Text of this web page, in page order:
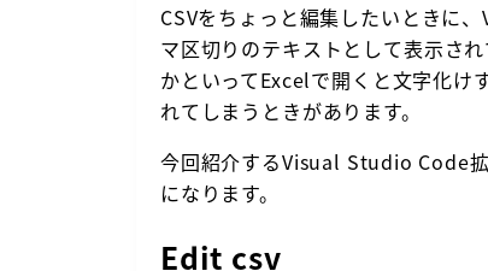
CSVをちょっと編集したいときに
マ区切りのテキストとして表示され
かといってExcelで開くと文字化け
れてしまうときがあります。
今回紹介するVisual Studio Code
になります。
Edit csv